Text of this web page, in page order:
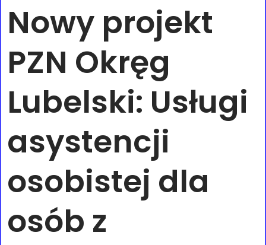
Nowy projekt
PZN Okręg
Lubelski: Usługi
asystencji
osobistej dla
osób z